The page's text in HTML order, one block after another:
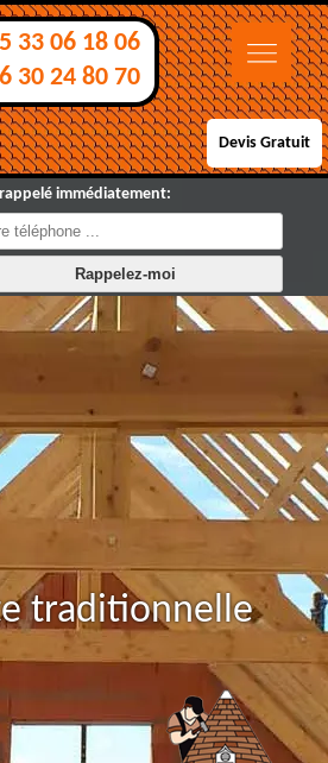
33 06 18 06
30 24 80 70
Devis Gratuit
immédiatement:
traditionnelle